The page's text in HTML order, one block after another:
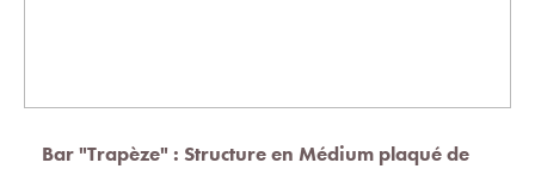
Bar "Trapèze" : Structure en Médium plaqué de